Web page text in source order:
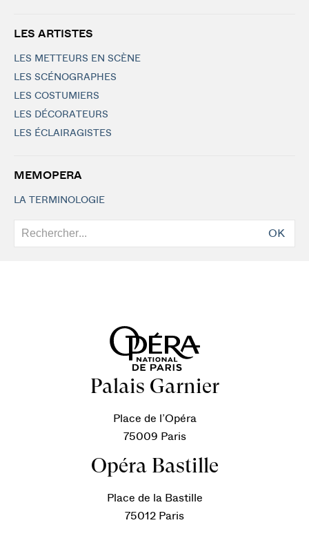
LES ARTISTES
LES METTEURS EN SCÈNE
LES SCÉNOGRAPHES
LES COSTUMIERS
LES DÉCORATEURS
LES ÉCLAIRAGISTES
MEMOPERA
LA TERMINOLOGIE
OK
Palais Garnier
Place de l’Opéra
75009 Paris
Opéra Bastille
Place de la Bastille
75012 Paris